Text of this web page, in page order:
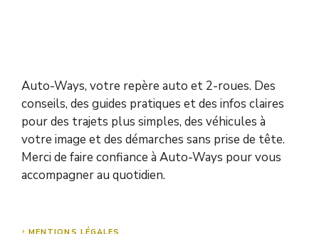
Auto-Ways, votre repère auto et 2-roues. Des
conseils, des guides pratiques et des infos claires
pour des trajets plus simples, des véhicules à
votre image et des démarches sans prise de tête.
Merci de faire confiance à Auto-Ways pour vous
accompagner au quotidien.